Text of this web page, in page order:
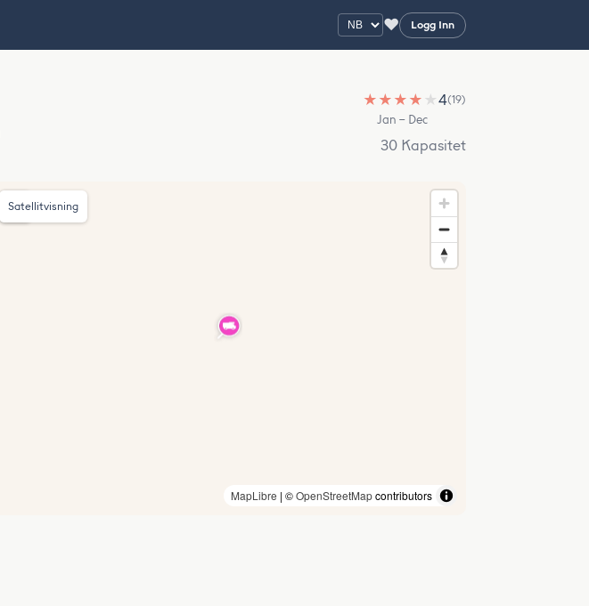
♥ Logg Inn
★ ★ ★ ★ ★4(19)
Jan – Dec
30 Kapasitet
MapLibre | ©OpenStreetMapcontributors
Satellitvisning